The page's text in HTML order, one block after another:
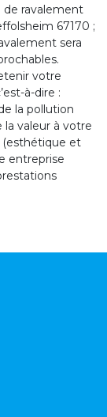
de ravalement
67170 ;
sera
votre
à-dire :
la pollution
valeur à votre
(esthétique et
entreprise